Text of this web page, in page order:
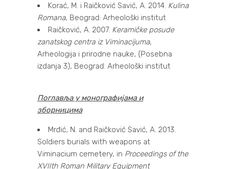
Korać, M. i Raičković Savić, A. 2014. Kulina
Romana, Beograd: Arheološki institut
Raičković, A. 2007. Keramičke posude
zanatskog centra iz Viminacijuma,
Arheologija i prirodne nauke, (Posebna
izdanja 3), Beograd: Arheološki institut
Поглавља у монографијама и
зборницима
Mrđić, N. and Raičković Savić, A. 2013.
Soldiers burials with weapons at
Viminacium cemetery, in Proceedings of the
XVIIth Roman Military Equipment